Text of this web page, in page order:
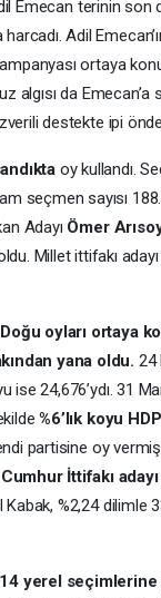
Emecan terinin son
Adil
ortaya
algısı da
destekte ipi
oy kullandı.
seçmen sayısı
Adayı Ömer
Millet ittifakı adayı
oyları ortaya
yana oldu. 24
ise 24,676’ydı. 31
%6’lık koyu
partisine oy
İttifakı
%2,24 dilimle
yerel